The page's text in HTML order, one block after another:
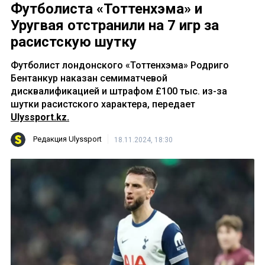
Футболиста «Тоттенхэма» и
Уругвая отстранили на 7 игр за
расистскую шутку
Футболист лондонского «Тоттенхэма» Родриго
Бентанкур наказан семиматчевой
дисквалификацией и штрафом £100 тыс. из-за
шутки расистского характера, передает
Ulyssport.kz.
Редакция Ulyssport 18.11.2024, 18:30